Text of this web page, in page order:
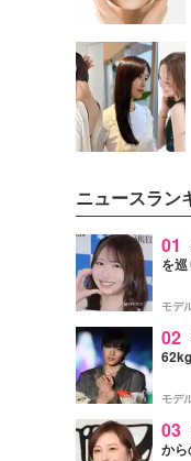
ニュースラン
01
を
モデ
02
「か
モデ
03
か